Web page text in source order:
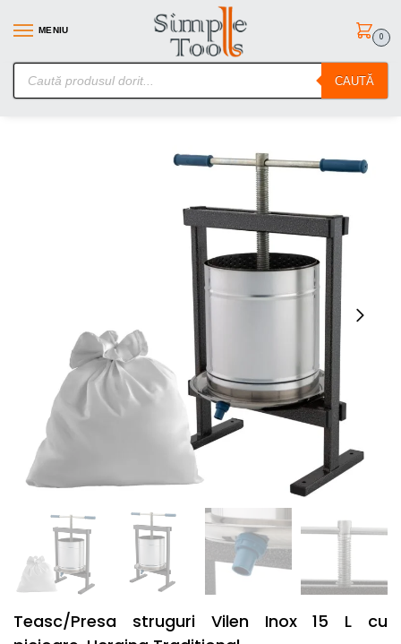
MENIU
CAUTĂ
0
SimpleTools.ro – Gasesti orice – Comanzi simplu
Prima pagină
Zdrobitoare Teasc/Presa struguri Vilen Inox 15 L cu picioare, Ucraina Traditional
Teasc/Presa struguri Vilen Inox 15 L cu